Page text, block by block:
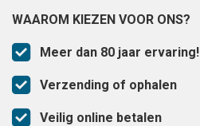
WAAROM KIEZEN VOOR ONS?
Meer dan 80 jaar ervaring!
Verzending of ophalen
Veilig online betalen